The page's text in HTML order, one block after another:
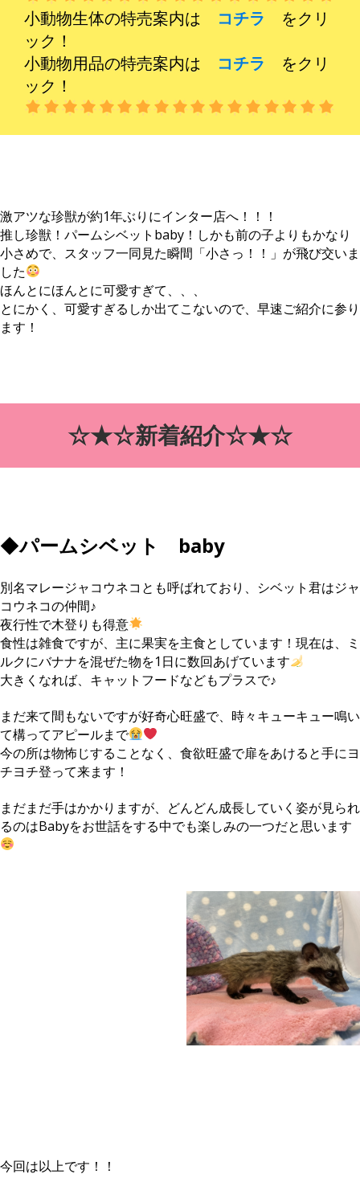
小動物生体の特売案内は コチラ をクリ
ック！
小動物用品の特売案内は
コチラ をクリ
ック！
激アツな珍獣が約1年ぶりにインター店へ！！！
推し珍獣！パームシベットbaby！しかも前の子よりもかなり
小さめで、スタッフ一同見た瞬間「小さっ！！」が飛び交いま
した
ほんとにほんとに可愛すぎて、、、
とにかく、可愛すぎるしか出てこないので、早速ご紹介に参り
ます！
☆★☆新着紹介☆★☆
◆パームシベット baby
別名マレージャコウネコとも呼ばれており、シベット君はジャ
コウネコの仲間♪
夜行性で木登りも得意
食性は雑食ですが、主に果実を主食としています！現在は、ミ
ルクにバナナを混ぜた物を1日に数回あげています
大きくなれば、キャットフードなどもプラスで♪
まだ来て間もないですが好奇心旺盛で、時々キューキュー鳴い
て構ってアピールまで
今の所は物怖じすることなく、食欲旺盛で扉をあけると手にヨ
チヨチ登って来ます！
まだまだ手はかかりますが、どんどん成長していく姿が見られ
るのはBabyをお世話をする中でも楽しみの一つだと思います
今回は以上です！！